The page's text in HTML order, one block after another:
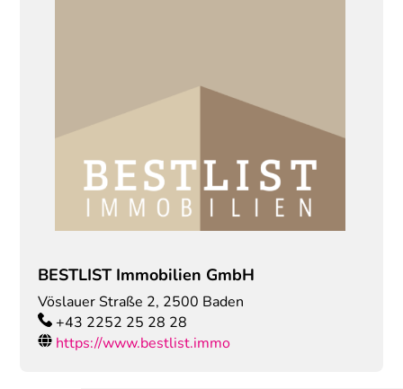
BESTLIST Immobilien GmbH
Vöslauer Straße 2, 2500 Baden
+43 2252 25 28 28
https://www.bestlist.immo